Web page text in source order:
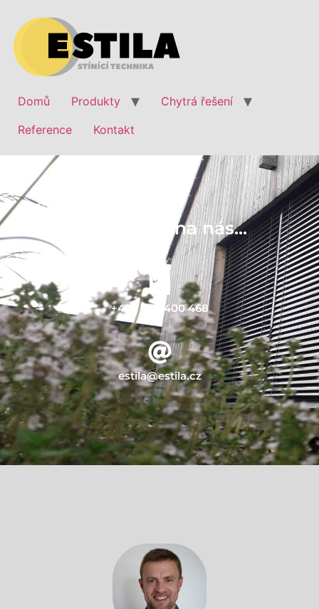
Domů Produkty
Chytrá řešení
Reference
Kontakt
Obraťte se na nás...
+420 602 400 468
estila@estila.cz